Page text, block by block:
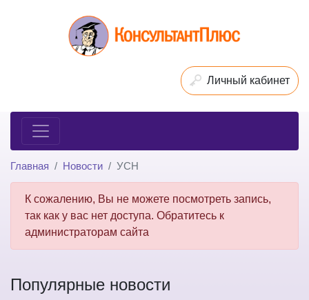
Личный кабинет
Главная Новости УСН
К сожалению, Вы не можете посмотреть запись,
так как у вас нет доступа. Обратитесь к
администраторам сайта
Популярные новости